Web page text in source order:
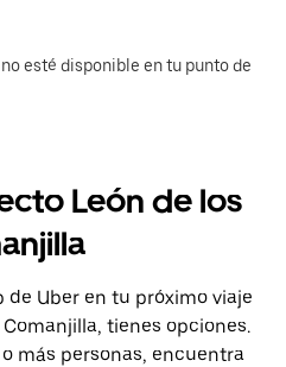
esté disponible en tu punto de
León de los
de Uber en tu próximo viaje
tienes opciones.
más personas, encuentra